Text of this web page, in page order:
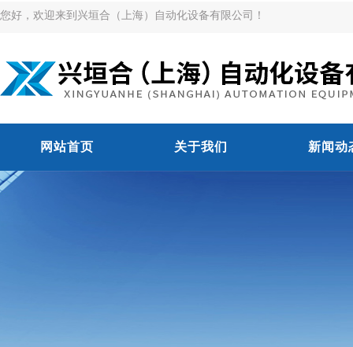
您好，欢迎来到兴垣合（上海）自动化设备有限公司！
网站首页 关于我们 新闻动